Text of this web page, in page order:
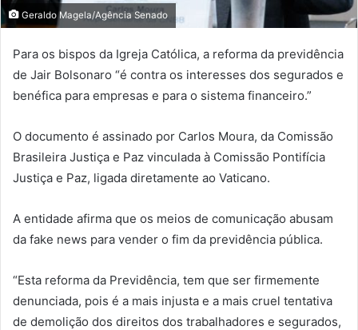
Geraldo Magela/Agência Senado
Para os bispos da Igreja Católica, a reforma da previdência
de Jair Bolsonaro “é contra os interesses dos segurados e
benéfica para empresas e para o sistema financeiro.”
O documento é assinado por Carlos Moura, da Comissão
Brasileira Justiça e Paz vinculada à Comissão Pontifícia
Justiça e Paz, ligada diretamente ao Vaticano.
A entidade afirma que os meios de comunicação abusam
da fake news para vender o fim da previdência pública.
“Esta reforma da Previdência, tem que ser firmemente
denunciada, pois é a mais injusta e a mais cruel tentativa
de demolição dos direitos dos trabalhadores e segurados,